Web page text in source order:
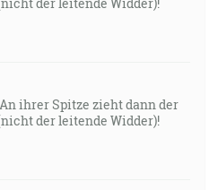
ihrer Spitze zieht dann der
der leitende Widder)!